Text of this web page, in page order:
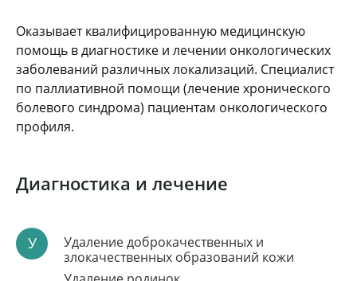
Оказывает квалифицированную медицинскую
помощь в диагностике и лечении онкологических
заболеваний различных локализаций. Специалист
по паллиативной помощи (лечение хронического
болевого синдрома) пациентам онкологического
профиля.
Диагностика и лечение
У
Удаление доброкачественных и
злокачественных образований кожи